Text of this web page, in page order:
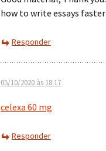
how to write essays faster
Responder
05/10/2020 às 18:17
celexa 60 mg
Responder